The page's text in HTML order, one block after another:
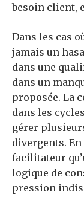
besoin client,
Dans les cas
jamais un
dans une
dans un
proposée. La
dans les
gérer
divergents.
facilitateur
logique de
pression